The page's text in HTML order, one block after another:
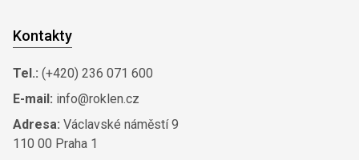
Kontakty
Tel.: (+420) 236 071 600
E-mail: info@roklen.cz
Adresa: Václavské náměstí 9
110 00 Praha 1